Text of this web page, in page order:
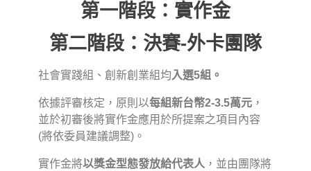
第一階段：實作金
第二階段：決賽-外卡團隊
社會實踐組、創新創業組均入選5組。
依據評審核定，原則以每組新台幣2-3.5萬元 ，
並於初審後將實作金應用於所提案之項目內容
(將依委員建議調整)。
實作金將以獎金型態發放給代表人 ，並由團隊將